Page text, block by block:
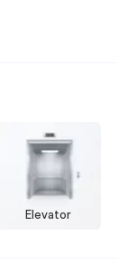
Elevator